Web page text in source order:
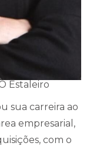
Estaleiro
sua carreira ao
empresarial,
com o